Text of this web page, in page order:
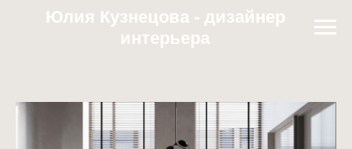
Юлия Кузнецова - дизайнер
интерьера